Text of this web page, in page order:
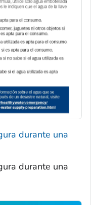
durante una
durante una